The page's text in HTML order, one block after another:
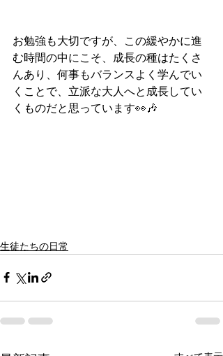
お勉強も大切ですが、この緩やかに進
む時間の中にこそ、成長の種はたくさ
んあり、何事もバランスよく学んでい
くことで、立派な大人へと成長してい
くものだと思っています👀🎶
生徒たちの日常